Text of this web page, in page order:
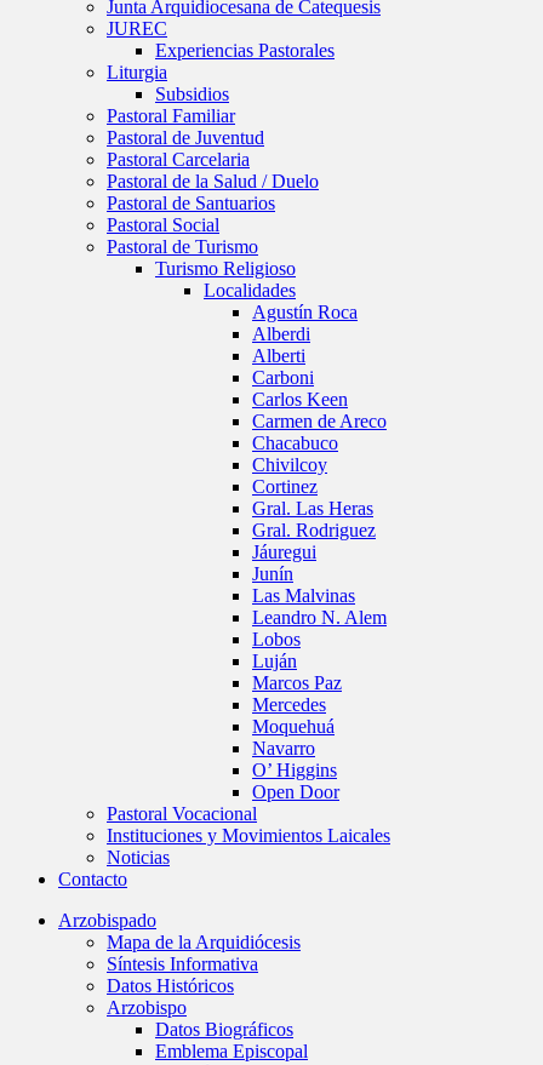
Junta Arquidiocesana de Catequesis
JUREC
Experiencias Pastorales
Liturgia
Subsidios
Pastoral Familiar
Pastoral de Juventud
Pastoral Carcelaria
Pastoral de la Salud / Duelo
Pastoral de Santuarios
Pastoral Social
Pastoral de Turismo
Turismo Religioso
Localidades
Agustín Roca
Alberdi
Alberti
Carboni
Carlos Keen
Carmen de Areco
Chacabuco
Chivilcoy
Cortinez
Gral. Las Heras
Gral. Rodriguez
Jáuregui
Junín
Las Malvinas
Leandro N. Alem
Lobos
Luján
Marcos Paz
Mercedes
Moquehuá
Navarro
O’ Higgins
Open Door
Pastoral Vocacional
Instituciones y Movimientos Laicales
Noticias
Contacto
Arzobispado
Mapa de la Arquidiócesis
Síntesis Informativa
Datos Históricos
Arzobispo
Datos Biográficos
Emblema Episcopal